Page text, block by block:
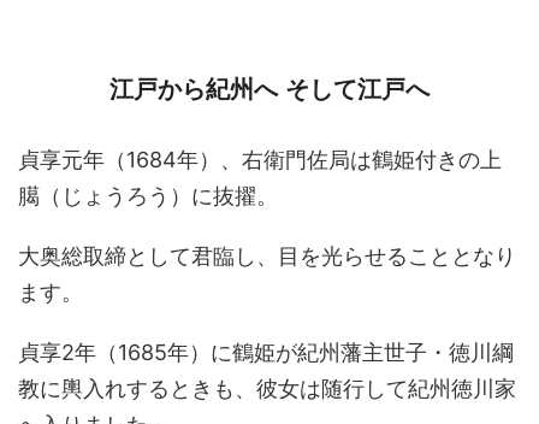
江戸から紀州へ そして江戸へ
貞享元年（1684年）、右衛門佐局は鶴姫付きの上
臈（じょうろう）に抜擢。
大奥総取締として君臨し、目を光らせることとなり
ます。
貞享2年（1685年）に鶴姫が紀州藩主世子・徳川綱
教に輿入れするときも、彼女は随行して紀州徳川家